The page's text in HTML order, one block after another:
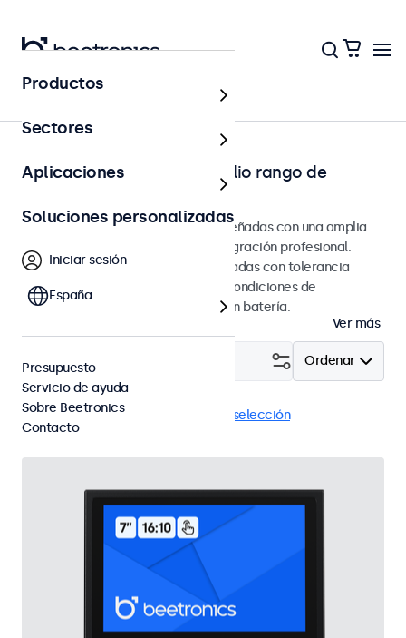
Página principal
Pantallas táctiles con amplio rango de
Pantallas táctiles profesionales diseñadas con una amplia
tolerancia de entrada DC para integración profesional.
Estas pantallas táctiles están diseñadas con tolerancia
interna de hardware para admitir condiciones de
alimentación variables o basadas en batería.
Ver más
Ordenar
Filtrar ( )
9-36 Volt DisplayPort Eliminar selección
Productos
Sectores
Aplicaciones
Soluciones personalizadas
Iniciar sesión
España
Presupuesto
Servicio de ayuda
Sobre Beetronics
Contacto